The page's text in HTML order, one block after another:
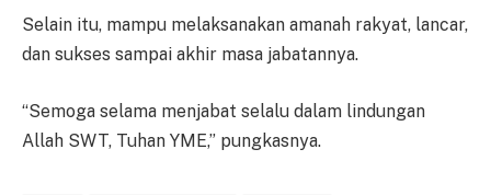
Selain itu, mampu melaksanakan amanah rakyat, lancar,
dan sukses sampai akhir masa jabatannya.
“Semoga selama menjabat selalu dalam lindungan
Allah SWT, Tuhan YME,” pungkasnya.